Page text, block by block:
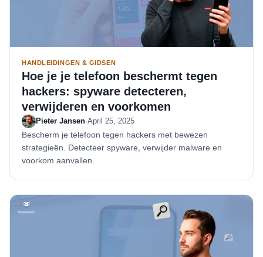
HANDLEIDINGEN & GIDSEN
Hoe je je telefoon beschermt tegen
hackers: spyware detecteren,
verwijderen en voorkomen
Pieter Jansen·April 25, 2025
Bescherm je telefoon tegen hackers met bewezen
strategieën. Detecteer spyware, verwijder malware en
voorkom aanvallen.